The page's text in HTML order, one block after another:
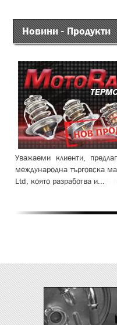
Новини - Продукти
Osram е един от
автомобилни крушки с
Breaker Unlimited е с 110%
Уважаеми клиенти,
международна търговска
Ltd, която разработва и...
Сервизно оборудване -